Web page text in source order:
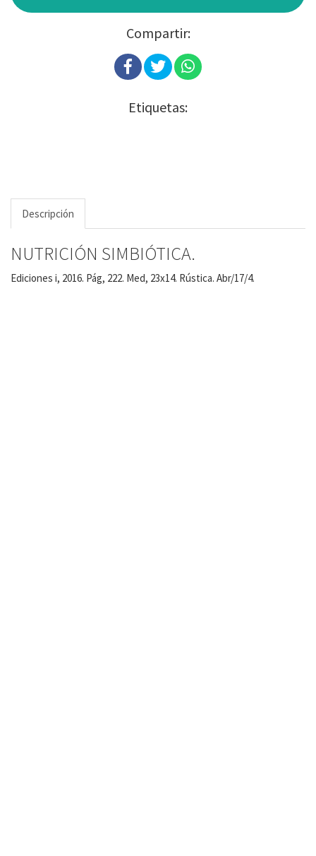
Compartir:
Etiquetas:
Descripción
NUTRICIÓN SIMBIÓTICA.
Ediciones i, 2016. Pág, 222. Med, 23x14. Rústica. Abr/17/4.